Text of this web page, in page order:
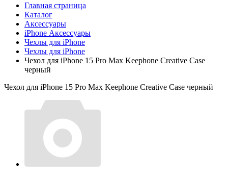
Главная страница
Каталог
Аксессуары
iPhone Аксессуары
Чехлы для iPhone
Чехлы для iPhone
Чехол для iPhone 15 Pro Max Keephone Creative Case
черный
Чехол для iPhone 15 Pro Max Keephone Creative Case черный